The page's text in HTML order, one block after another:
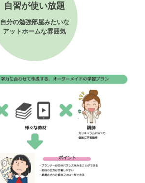
自習が使い放題
自分の勉強部屋みたいな
アットホームな雰囲気